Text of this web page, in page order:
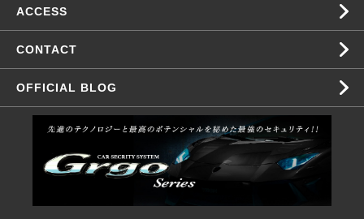
ACCESS
CONTACT
OFFICIAL BLOG